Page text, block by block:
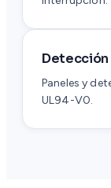
Paneles y
UL94-V0.